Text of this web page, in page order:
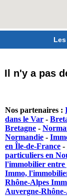
Il n'y a pas
Nos partenaires :
dans le Var -
Bretagne -
Normandie -
en Île-de-France -
particuliers en
l'immobilier entre
Immo,
Rhône-Alpes
Auvergne-